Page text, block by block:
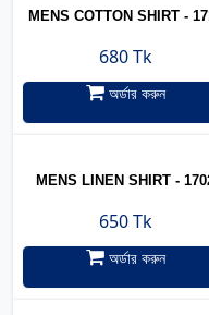
MENS COTTON SHIRT -
680 Tk
অর্ডার করুন
MENS LINEN SHIRT -
650 Tk
অর্ডার করুন